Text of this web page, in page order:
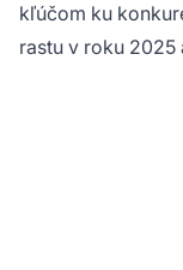
kľúčom ku
rastu v roku